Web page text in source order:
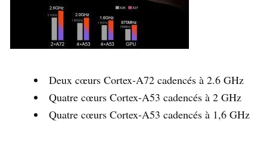
Deux cœurs Cortex-A72 cadencés à 2.6 GHz
Quatre cœurs Cortex-A53 cadencés à 2 GHz
Quatre cœurs Cortex-A53 cadencés à 1,6 GHz